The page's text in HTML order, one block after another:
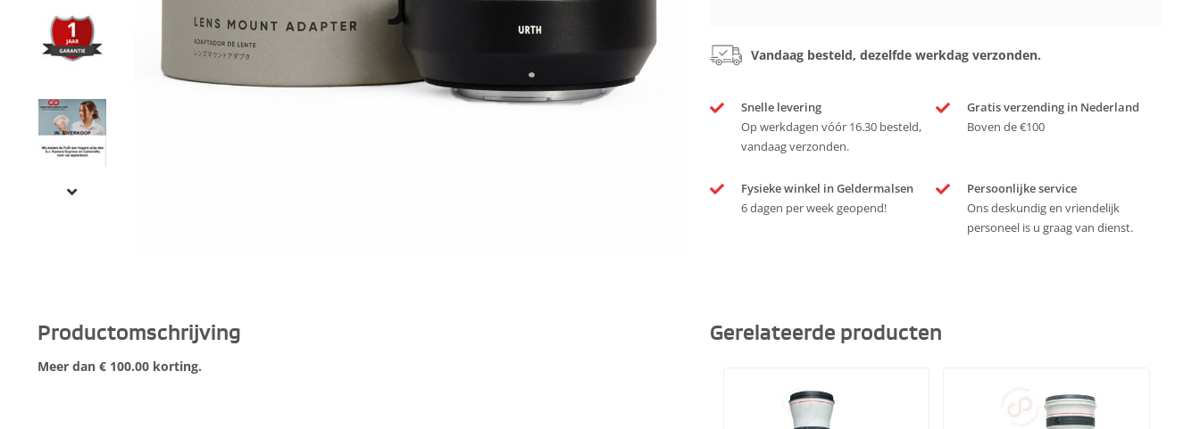
Vandaag besteld, dezelfde werkdag verzonden.
Snelle levering
Op werkdagen vóór 16.30 besteld,
vandaag verzonden.
Gratis verzending in Nederland
Boven de €100
Fysieke winkel in Geldermalsen
6 dagen per week geopend!
Persoonlijke service
Ons deskundig en vriendelijk
personeel is u graag van dienst.
Productomschrijving
Meer dan € 100.00 korting.
Gerelateerde producten